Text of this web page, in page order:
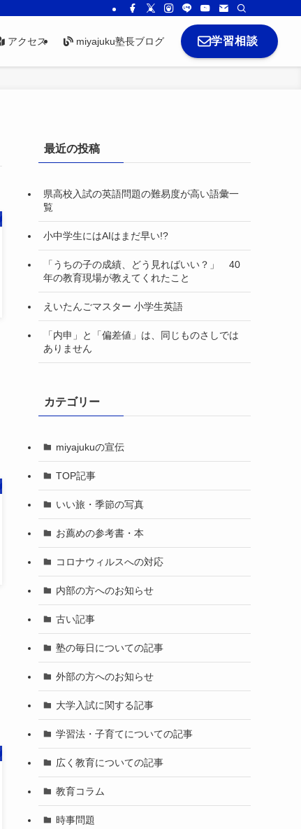
アクセス miyajuku塾長ブログ 学習相談
最近の投稿
県高校入試の英語問題の難易度が高い語彙一
覧
小中学生にはAIはまだ早い!?
「うちの子の成績、どう見ればいい？」 40
年の教育現場が教えてくれたこと
えいたんごマスター 小学生英語
「内申」と「偏差値」は、同じものさしでは
ありません
カテゴリー
miyajukuの宣伝
TOP記事
いい旅・季節の写真
お薦めの参考書・本
コロナウィルスへの対応
内部の方へのお知らせ
古い記事
塾の毎日についての記事
外部の方へのお知らせ
大学入試に関する記事
学習法・子育てについての記事
広く教育についての記事
教育コラム
時事問題